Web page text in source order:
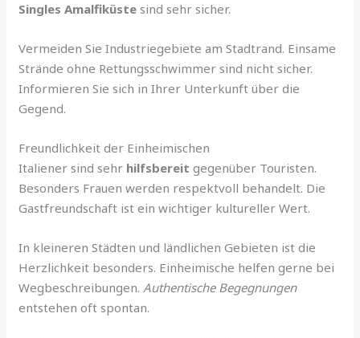
Singles Amalfiküste sind sehr sicher.
Vermeiden Sie Industriegebiete am Stadtrand. Einsame
Strände ohne Rettungsschwimmer sind nicht sicher.
Informieren Sie sich in Ihrer Unterkunft über die
Gegend.
Freundlichkeit der Einheimischen
Italiener sind sehr hilfsbereit gegenüber Touristen.
Besonders Frauen werden respektvoll behandelt. Die
Gastfreundschaft ist ein wichtiger kultureller Wert.
In kleineren Städten und ländlichen Gebieten ist die
Herzlichkeit besonders. Einheimische helfen gerne bei
Wegbeschreibungen.Authentische Begegnungen
entstehen oft spontan.